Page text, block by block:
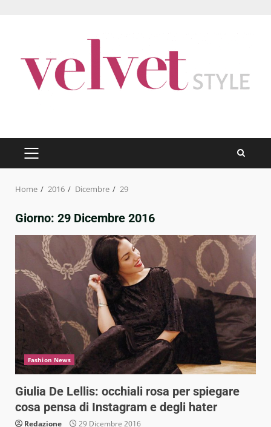
PRIMARY
MENU
Home 2016 Dicembre 29
Giorno: 29 Dicembre 2016
Fashion News
Giulia De Lellis: occhiali rosa per spiegare
cosa pensa di Instagram e degli hater
Redazione 29 Dicembre 2016